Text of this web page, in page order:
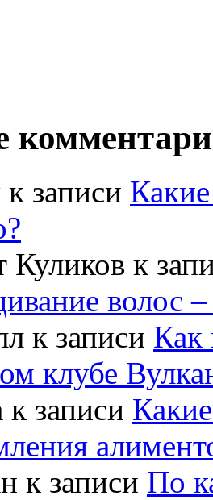
к записи
Куликов к
волос
к записи Как
клубе
к записи
к записи По